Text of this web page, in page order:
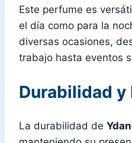
Este perfume es
el día como para la
diversas ocasiones,
trabajo hasta eventos
Durabilidad y
La durabilidad de